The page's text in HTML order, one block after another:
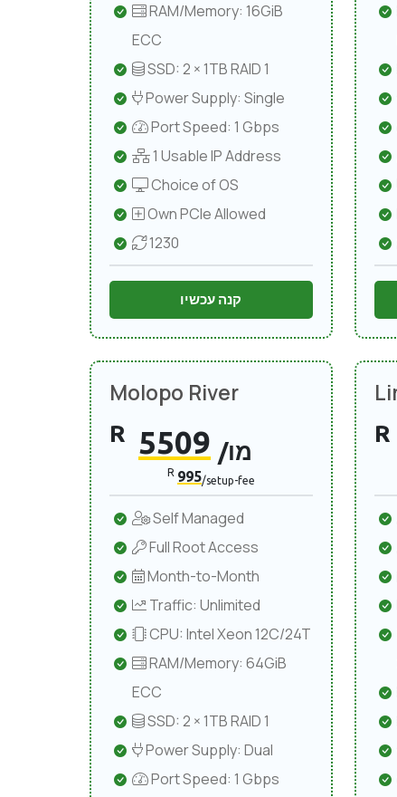
RAM/Memory: 16GiB
ECC
SSD: 2 × 1TB RAID 1
Power Supply: Single
Port Speed: 1 Gbps
1 Usable IP Address
Choice of OS
Own PCIe Allowed
1230
קנה עכשיו
Molopo River
R 5509 /מו
R 995/setup-fee
Self Managed
Full Root Access
Month-to-Month
Traffic: Unlimited
CPU: Intel Xeon 12C/24T
RAM/Memory: 64GiB
ECC
SSD: 2 × 1TB RAID 1
Power Supply: Dual
Port Speed: 1 Gbps
R